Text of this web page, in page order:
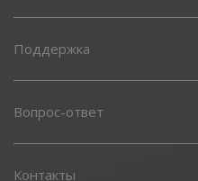
Поддержка
Вопрос-ответ
Контакты